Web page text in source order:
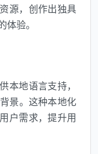
源，创作出独具
验。
本地语言支持，
景。这种本地化
户需求，提升用